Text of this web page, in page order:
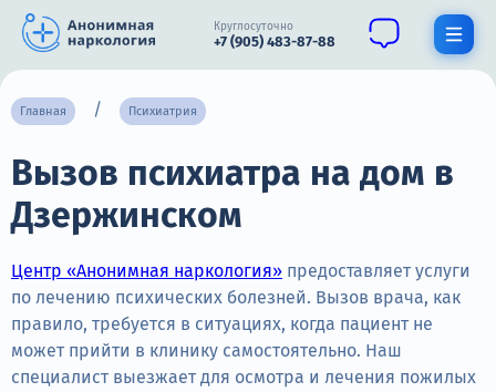
Круглосуточно
+7 (905) 483-87-88
О нас
Наркомания
Алкоголизм
Нарколог
Стационар
Главная Психиатрия
Вызов психиатра на дом в
Дзержинском
Центр «Анонимная наркология» предоставляет услуги
по лечению психических болезней. Вызов врача, как
правило, требуется в ситуациях, когда пациент не
может прийти в клинику самостоятельно. Наш
специалист выезжает для осмотра и лечения пожилых